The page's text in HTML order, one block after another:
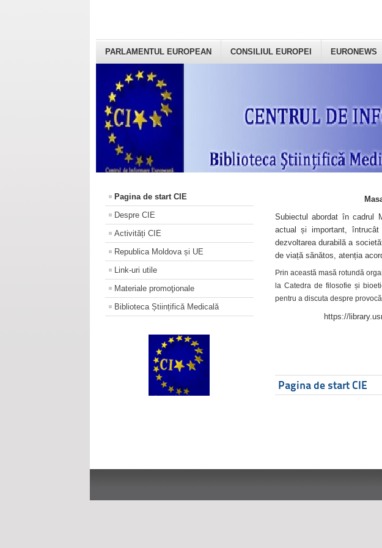
PARLAMENTUL EUROPEAN CONSILIUL EUROPEI EURONEWS
Pagina de start CIE
Despre CIE
Activități CIE
Republica Moldova și UE
Link-uri utile
Materiale promoţionale
Biblioteca Științifică Medicală
Subiectul abordat în cadrul
actual și important, întrucât
dezvoltarea durabilă a
de viață sănătos, atenția
Prin această masă rotundă
la Catedra de filosofie și
pentru a discuta despre
https://
Pagina de start CIE